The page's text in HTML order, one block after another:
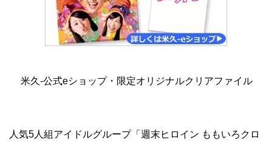
米久-公式eショップ・限定オリジナルクリアファイル
人気5人組アイドルグループ「週末ヒロイン ももいろクロ